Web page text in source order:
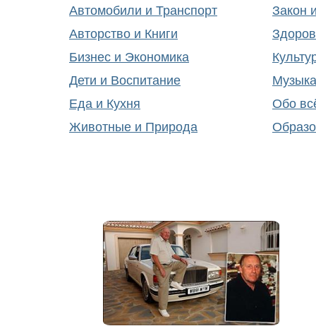
Автомобили и Транспорт
Авторство и Книги
Бизнес и Экономика
Дети и Воспитание
Еда и Кухня
Животные и Природа
Закон
Музыка
Обо